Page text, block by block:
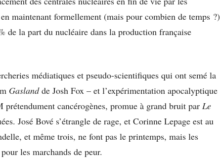
maintenant formellement (mais pour combien de temps ?)
de la part du nucléaire dans la production française
médiatiques et pseudo-scientifiques qui ont semé la
Gaslandde Josh Fox – et l’expérimentation apocalyptique
cancérogènes, promue à grand bruit par Le
José Bové s’étrangle de rage, et Corinne Lepage est au
et même trois, ne font pas le printemps, mais les
les marchands de peur.